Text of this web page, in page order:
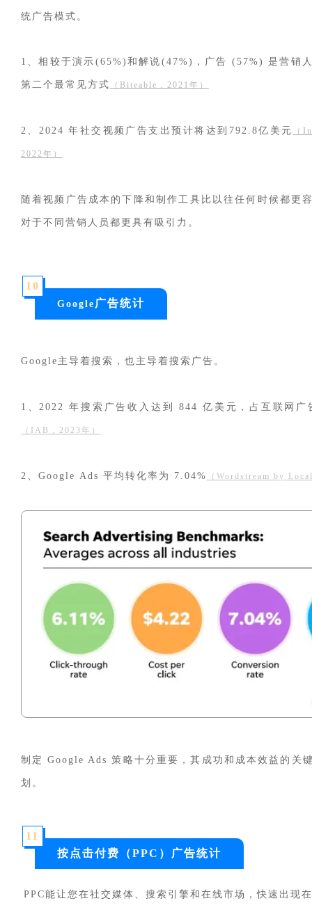
统广告模式。
1、相较于演示(65%)和解说(47%)，广告 (57%) 是营销
第二个最常见方式 （Biteable，2021年）
2、2024 年社交视频广告支出预计将达到792.8亿美元 （
2022年）
随着视频广告成本的下降和制作工具比以往任何时候都更
对于不同营销人员都更具有吸引力。
10
Google 广告统计
Google主导着搜索，也主导着搜索广告。
1、2022 年搜索广告收入达到 844 亿美元，占互联网广
（IAB，2023年）
2、Google Ads 平均转化率为 7.04% （Wordstream by
制定 Google Ads 策略十分重要，其成功和成本效益的关
划。
11
按点击付费（PPC）广告统计
PPC能让您在社交媒体、搜索引擎和在线市场，快速出现